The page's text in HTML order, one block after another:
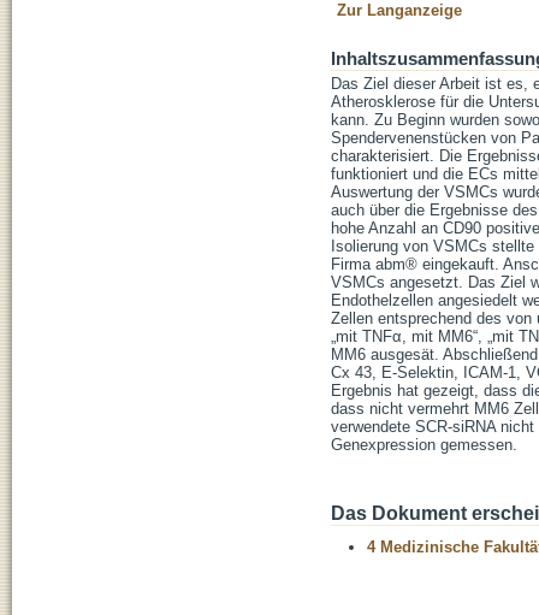
Zur Langanzeige
Das Ziel dieser Arbeit ist es,
Atherosklerose für die
kann. Zu Beginn wurden
Spendervenenstücken von
charakterisiert. Die
funktioniert und die ECs
Auswertung der VSMCs
auch über die Ergebnisse
hohe Anzahl an CD90
Isolierung von VSMCs
Firma abm® eingekauft.
VSMCs angesetzt. Das Ziel
Endothelzellen angesiedelt
Zellen entsprechend des von
„mit TNFα, mit MM6“, „mit
MM6 ausgesät.
Cx 43, E-Selektin, ICAM-1,
Ergebnis hat gezeigt, dass
dass nicht vermehrt MM6
verwendete SCR-siRNA
Genexpression gemessen.
Das Dokument
4 Medizinische